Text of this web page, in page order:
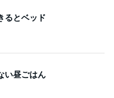
るとベッド
い昼ごはん